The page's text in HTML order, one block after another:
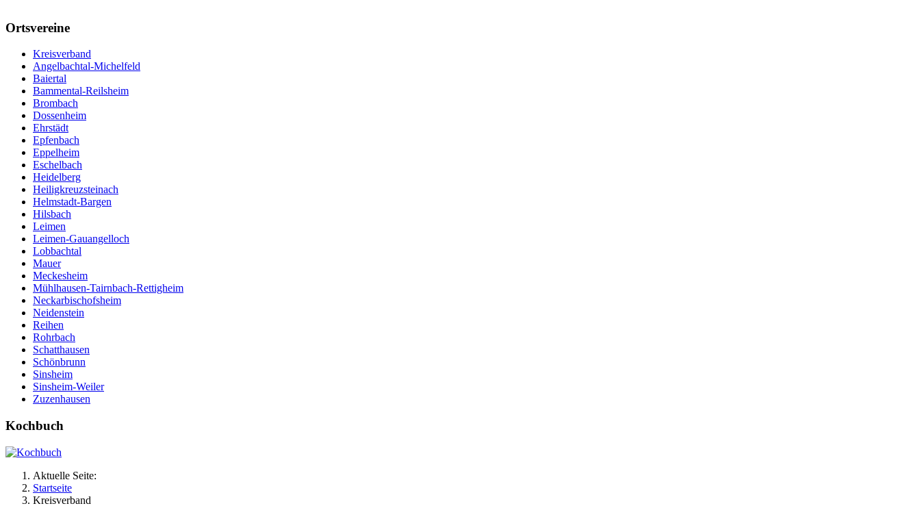
Ortsvereine
Kreisverband
Angelbachtal-Michelfeld
Baiertal
Bammental-Reilsheim
Brombach
Dossenheim
Ehrstädt
Epfenbach
Eppelheim
Eschelbach
Heidelberg
Heiligkreuzsteinach
Helmstadt-Bargen
Hilsbach
Leimen
Leimen-Gauangelloch
Lobbachtal
Mauer
Meckesheim
Mühlhausen-Tairnbach-Rettigheim
Neckarbischofsheim
Neidenstein
Reihen
Rohrbach
Schatthausen
Schönbrunn
Sinsheim
Sinsheim-Weiler
Zuzenhausen
Kochbuch
Aktuelle Seite:
Startseite
Kreisverband